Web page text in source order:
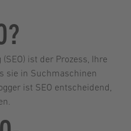
ist der Prozess, Ihre
sie in Suchmaschinen
ist SEO entscheidend,